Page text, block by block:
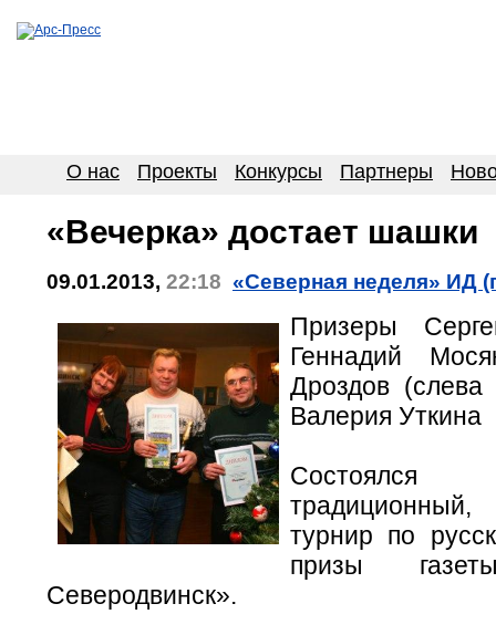
О нас Проекты Конкурсы Партнеры
«Вечерка» достает шашки
09.01.2013, 22:18 «Северная неделя» ИД
Призеры
Геннадий
Дроздов
Валерия Уткина
турнир по
призы
Северодвинск».